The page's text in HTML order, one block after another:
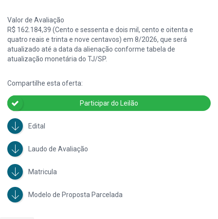
Valor de Avaliação
R$ 162.184,39 (Cento e sessenta e dois mil, cento e oitenta e
quatro reais e trinta e nove centavos) em 8/2026, que será
atualizado até a data da alienação conforme tabela de
atualização monetária do TJ/SP.
Compartilhe esta oferta:
Participar do Leilão
Edital
Laudo de Avaliação
Matricula
Modelo de Proposta Parcelada